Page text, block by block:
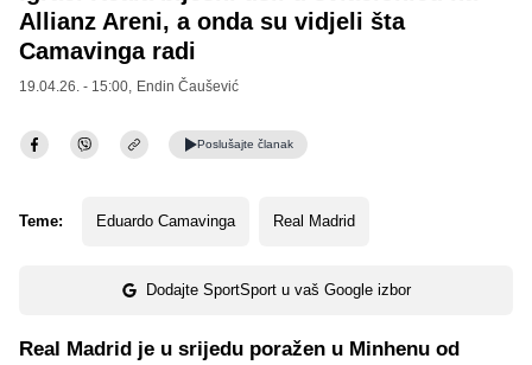
Allianz Areni, a onda su vidjeli šta
Camavinga radi
19.04.26. - 15:00, Endin Čaušević
Poslušajte članak
Teme: Eduardo Camavinga Real Madrid
Dodajte SportSport u vaš Google izbor
Real Madrid je u srijedu poražen u Minhenu od